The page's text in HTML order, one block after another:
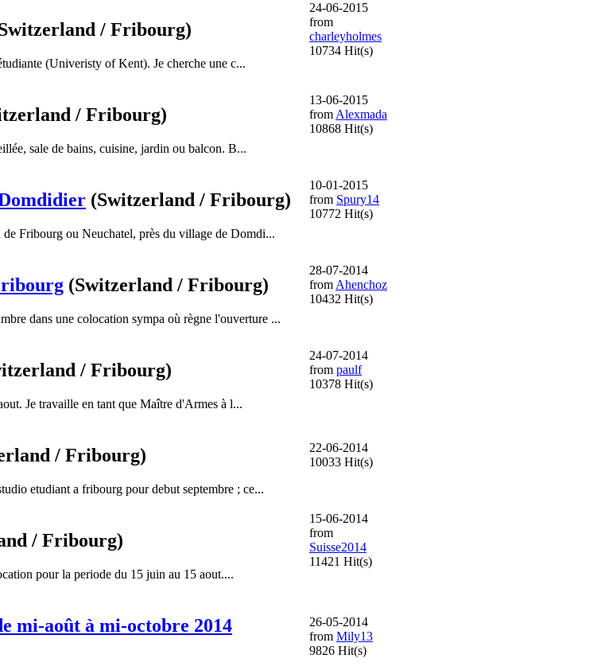
/ Fribourg)
(Univeristy of Kent). Je cherche une c...
24-06-2015
from
charleyholmes
10734 Hit(s)
/ Fribourg)
sale de bains, cuisine, jardin ou balcon. B...
13-06-2015
from Alexmada
10868 Hit(s)
(Switzerland / Fribourg)
Fribourg ou Neuchatel, près du village de Domdi...
10-01-2015
from Spury14
10772 Hit(s)
(Switzerland / Fribourg)
dans une colocation sympa où règne l'ouverture ...
28-07-2014
from Ahenchoz
10432 Hit(s)
/ Fribourg)
Je travaille en tant que Maître d'Armes à l...
24-07-2014
from paulf
10378 Hit(s)
/ Fribourg)
etudiant a fribourg pour debut septembre ; ce...
22-06-2014
10033 Hit(s)
/ Fribourg)
pour la periode du 15 juin au 15 aout....
15-06-2014
from
Suisse2014
11421 Hit(s)
mi-août à mi-octobre 2014
26-05-2014
from Mily13
9826 Hit(s)